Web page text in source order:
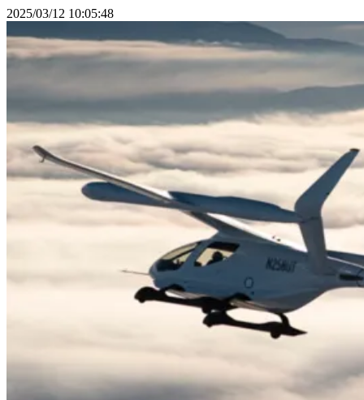
2025/03/12 10:05:48